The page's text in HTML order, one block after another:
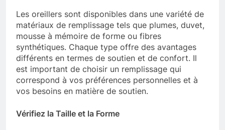
Les oreillers sont disponibles dans une variété de
matériaux de remplissage tels que plumes, duvet,
mousse à mémoire de forme ou fibres
synthétiques. Chaque type offre des avantages
différents en termes de soutien et de confort. Il
est important de choisir un remplissage qui
correspond à vos préférences personnelles et à
vos besoins en matière de soutien.
Vérifiez la Taille et la Forme